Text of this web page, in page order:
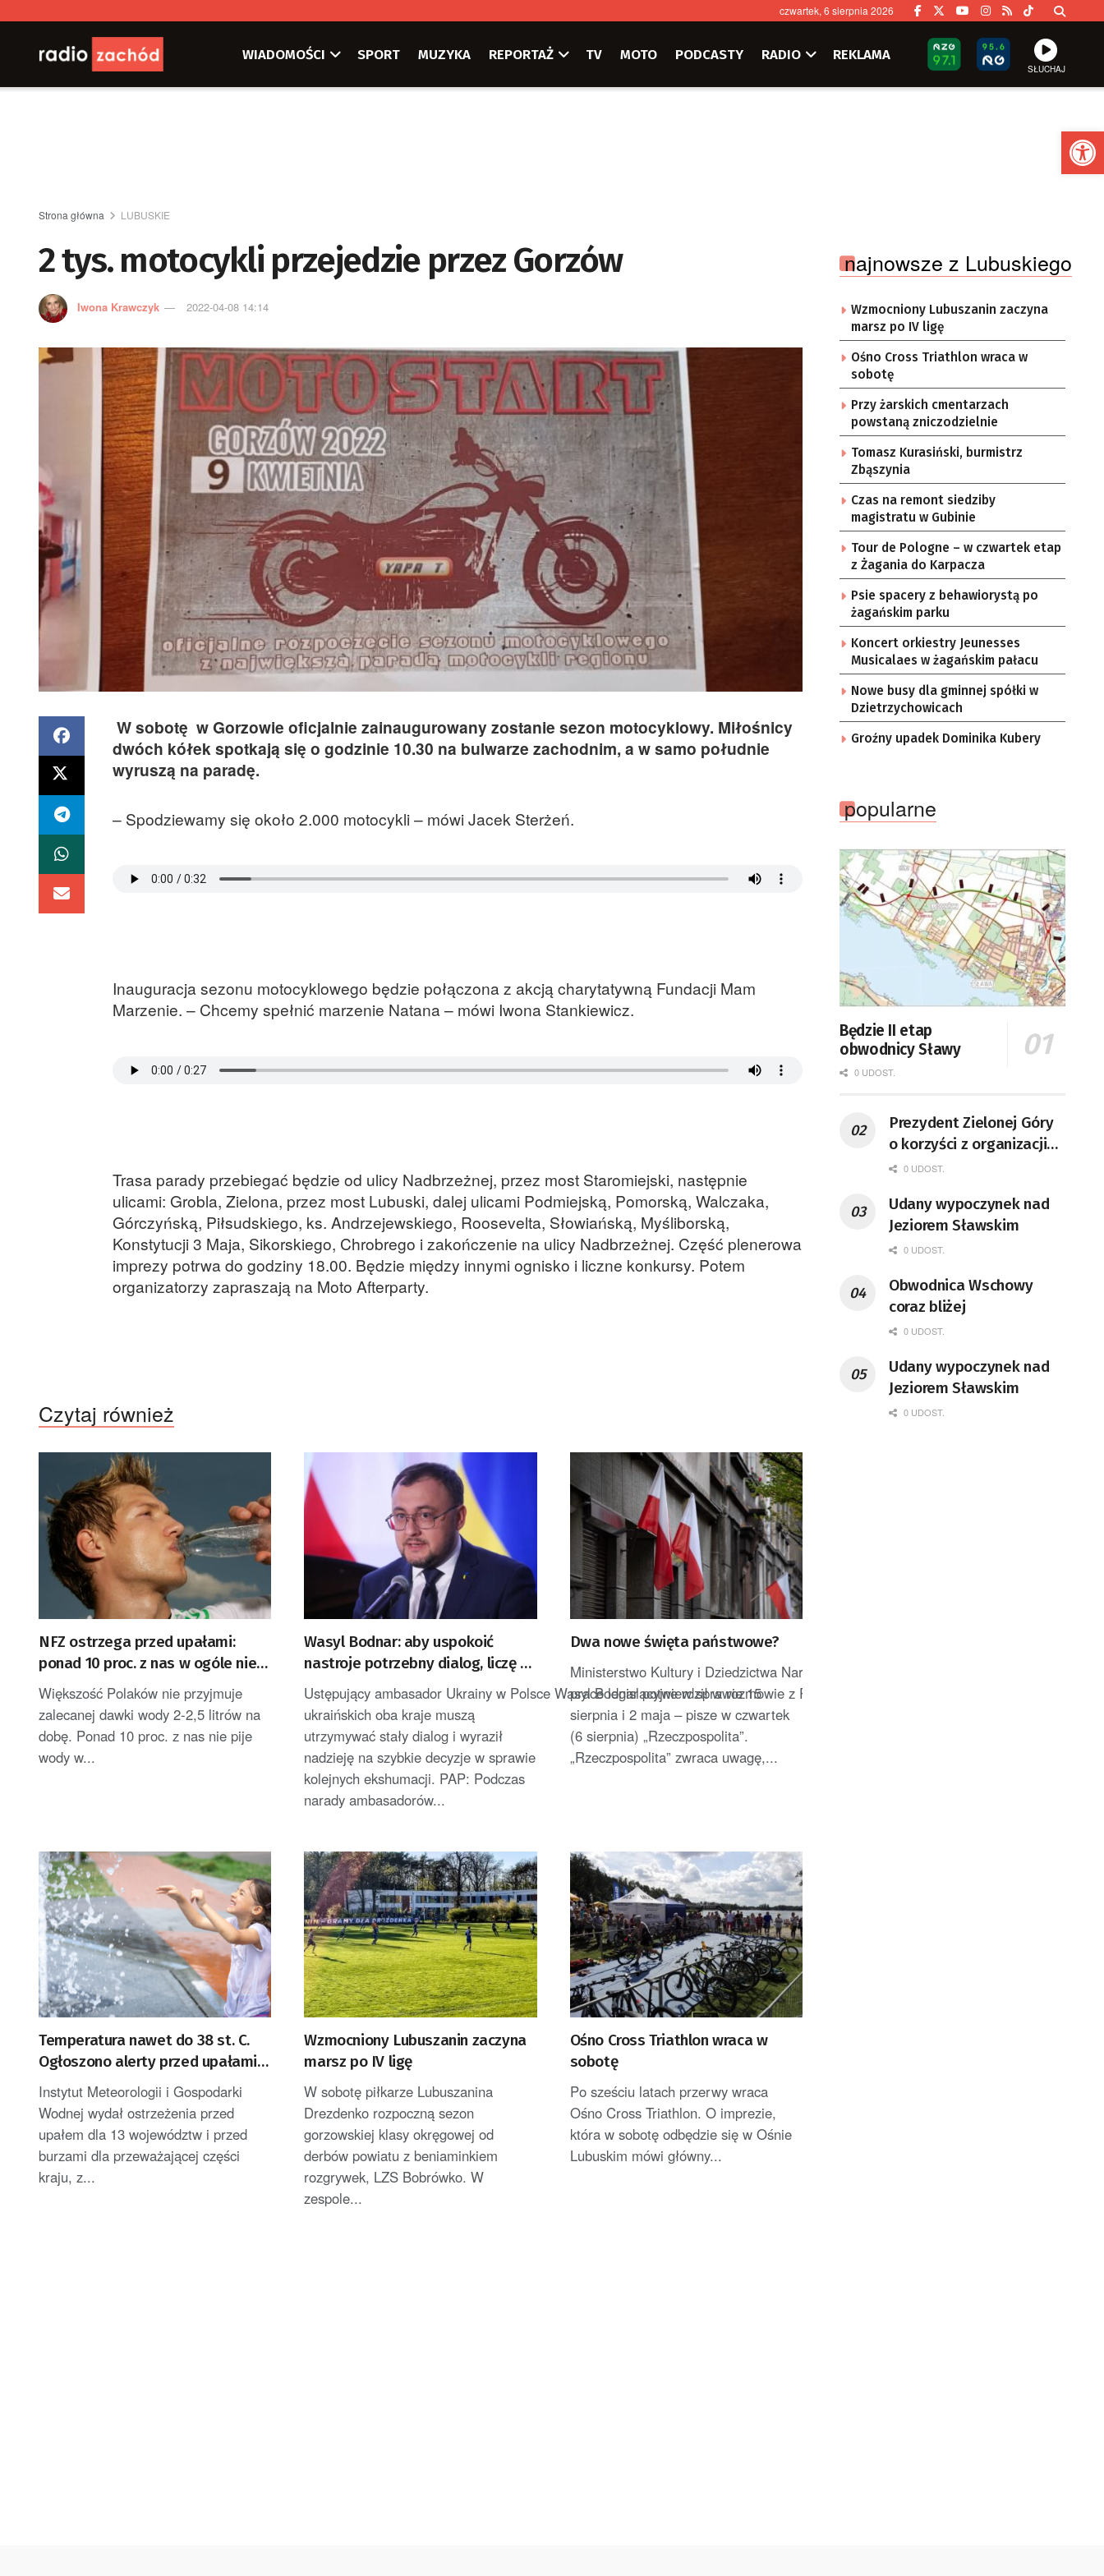
czwartek, 6 sierpnia 2026
WIADOMOŚCI SPORT MUZYKA REPORTAŻ TV MOTO PODCASTY RADIO REKLAMA
SŁUCHAJ
Strona główna LUBUSKIE
2 tys. motocykli przejedzie przez Gorzów
Iwona Krawczyk 2022-04-08 14:14
W sobotę w Gorzowie oficjalnie zainaugurowany zostanie sezon motocyklowy. Miłośnicy
dwóch kółek spotkają się o godzinie 10.30 na bulwarze zachodnim, a w samo południe
wyruszą na paradę.
– Spodziewamy się około 2.000 motocykli – mówi Jacek Sterżeń.
Inauguracja sezonu motocyklowego będzie połączona z akcją charytatywną Fundacji Mam
Marzenie. – Chcemy spełnić marzenie Natana – mówi Iwona Stankiewicz.
Trasa parady przebiegać będzie od ulicy Nadbrzeżnej, przez most Staromiejski, następnie
ulicami: Grobla, Zielona, przez most Lubuski, dalej ulicami Podmiejską, Pomorską, Walczaka,
Górczyńską, Piłsudskiego, ks. Andrzejewskiego, Roosevelta, Słowiańską, Myśliborską,
Konstytucji 3 Maja, Sikorskiego, Chrobrego i zakończenie na ulicy Nadbrzeżnej. Część plenerowa
imprezy potrwa do godziny 18.00. Będzie między innymi ognisko i liczne konkursy. Potem
organizatorzy zapraszają na Moto Afterparty.
Czytaj również
NFZ ostrzega przed upałami:
ponad 10 proc. z nas w ogóle nie
pije wody
Większość Polaków nie przyjmuje
zalecanej dawki wody 2-2,5 litrów na
dobę. Ponad 10 proc. z nas nie pije
wody w...
Wasyl Bodnar: aby uspokoić
nastroje potrzebny dialog, liczę na
decyzje o kolejnych ekshumacjach
Ustępujący ambasador Ukrainy w Polsce Wasyl Bodnar potwierdził w rozmowie z PAP, że obejmie stanowisko wiceministra spraw
ukraińskich oba kraje muszą
utrzymywać stały dialog i wyraził
nadzieję na szybkie decyzje w sprawie
kolejnych ekshumacji. PAP: Podczas
narady ambasadorów...
Dwa nowe święta państwowe?
Ministerstwo Kultury i Dziedzictwa Narodowego planuje
prace legislacyjne w sprawie 15
sierpnia i 2 maja – pisze w czwartek
(6 sierpnia) „Rzeczpospolita”.
„Rzeczpospolita” zwraca uwagę,...
Temperatura nawet do 38 st. C.
Ogłoszono alerty przed upałami i
burzami
Instytut Meteorologii i Gospodarki
Wodnej wydał ostrzeżenia przed
upałem dla 13 województw i przed
burzami dla przeważającej części
kraju, z...
Wzmocniony Lubuszanin zaczyna
marsz po IV ligę
W sobotę piłkarze Lubuszanina
Drezdenko rozpoczną sezon
gorzowskiej klasy okręgowej od
derbów powiatu z beniaminkiem
rozgrywek, LZS Bobrówko. W
zespole...
Ośno Cross Triathlon wraca w
sobotę
Po sześciu latach przerwy wraca
Ośno Cross Triathlon. O imprezie,
która w sobotę odbędzie się w Ośnie
Lubuskim mówi główny...
najnowsze z Lubuskiego
Wzmocniony Lubuszanin zaczyna
marsz po IV ligę
Ośno Cross Triathlon wraca w
sobotę
Przy żarskich cmentarzach
powstaną zniczodzielnie
Tomasz Kurasiński, burmistrz
Zbąszynia
Czas na remont siedziby
magistratu w Gubinie
Tour de Pologne – w czwartek etap
z Żagania do Karpacza
Psie spacery z behawiorystą po
żagańskim parku
Koncert orkiestry Jeunesses
Musicalaes w żagańskim pałacu
Nowe busy dla gminnej spółki w
Dzietrzychowicach
Groźny upadek Dominika Kubery
popularne
Będzie II etap
obwodnicy Sławy
0 UDOST.
Prezydent Zielonej Góry
o korzyści z organizacji
mety Tour de Pologne
0 UDOST.
Udany wypoczynek nad
Jeziorem Sławskim
0 UDOST.
Obwodnica Wschowy
coraz bliżej
0 UDOST.
Udany wypoczynek nad
Jeziorem Sławskim
0 UDOST.